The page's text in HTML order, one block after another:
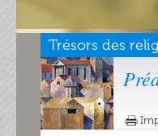
Trésors des